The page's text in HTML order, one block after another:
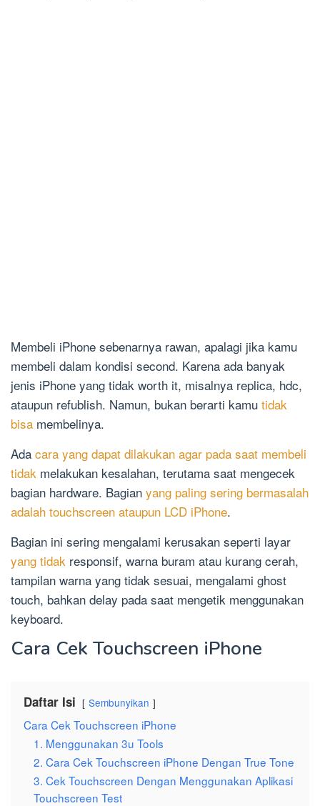
Membeli iPhone sebenarnya rawan, apalagi jika kamu
membeli dalam kondisi second. Karena ada banyak
jenis iPhone yang tidak worth it, misalnya replica, hdc,
ataupun refublish. Namun, bukan berarti kamu tidak
bisa membelinya.
Ada cara yang dapat dilakukan agar pada saat membeli
tidak melakukan kesalahan, terutama saat mengecek
bagian hardware. Bagian yang paling sering bermasalah
adalah touchscreen ataupun LCD iPhone.
Bagian ini sering mengalami kerusakan seperti layar
yang tidak responsif, warna buram atau kurang cerah,
tampilan warna yang tidak sesuai, mengalami ghost
touch, bahkan delay pada saat mengetik menggunakan
keyboard.
Cara Cek Touchscreen iPhone
Daftar Isi Sembunyikan
Cara Cek Touchscreen iPhone
1. Menggunakan 3u Tools
2. Cara Cek Touchscreen iPhone Dengan True Tone
3. Cek Touchscreen Dengan Menggunakan Aplikasi
Touchscreen Test